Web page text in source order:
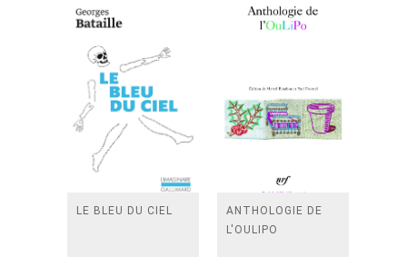
LE BLEU DU CIEL
ANTHOLOGIE DE
L'OULIPO